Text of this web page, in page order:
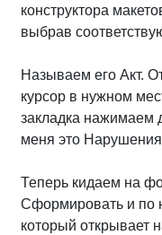
конструктора
выбрав
Называем его Акт.
курсор в нужном
закладка нажимаем
меня это
Теперь кидаем на
Сформировать и по
который открывает